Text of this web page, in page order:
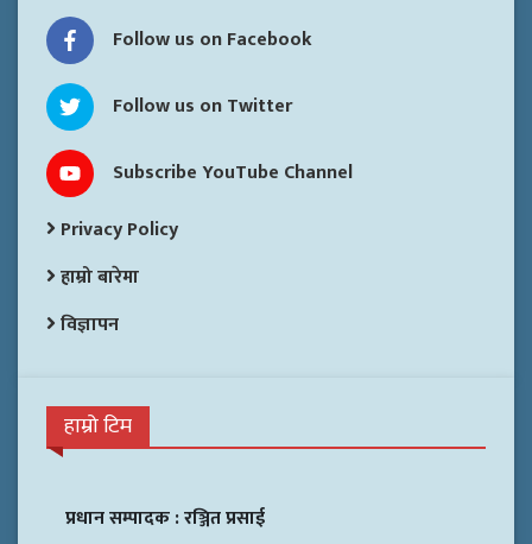
Follow us on Facebook
Follow us on Twitter
Subscribe YouTube Channel
Privacy Policy
हाम्रो बारेमा
विज्ञापन
हाम्रो टिम
प्रधान सम्पादक :रञ्जित प्रसाई